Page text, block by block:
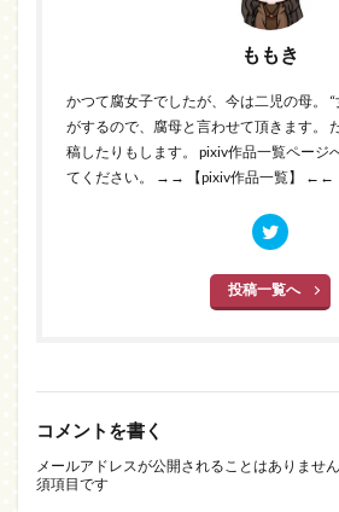
ももき
かつて腐女子でしたが、今は二児の母。
がするので、腐母と言わせて頂きます。
稿したりもします。 pixiv作品一覧ページ
てください。
→→ 【pixiv作品一覧】 ←←
投稿一覧へ
コメントを書く
メールアドレスが公開されることはありません
須項目です